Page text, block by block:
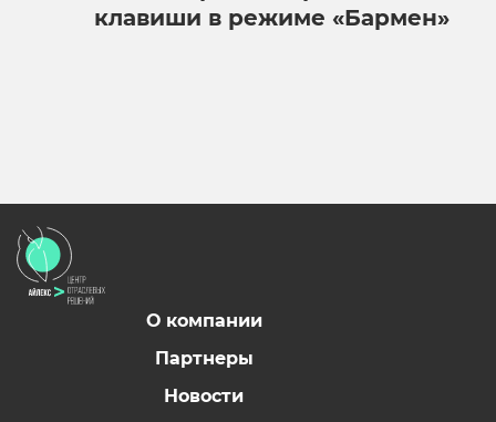
клавиши в режиме «Бармен»
О компании
Партнеры
Новости